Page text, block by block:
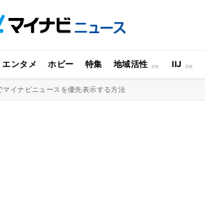
エンタメ ホビー 特集 地域活性 IIJ
マイナビニュースを優先表示する方法